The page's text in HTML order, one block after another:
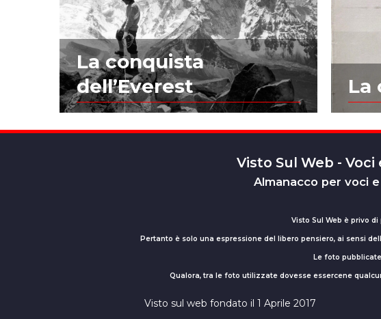
La conquista
dell’Everest
La
Visto Sul Web -
Almanacco per voci
Visto Sul Web è privo
Pertanto è solo una espressione del libero pensiero, ai sensi
Le foto
Qualora, tra le foto utilizzate dovesse essercene
Visto sul web fondato il 1 Aprile 2017